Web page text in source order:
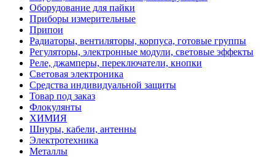
Оборудование для пайки
Приборы измерительные
Припои
Радиаторы, вентиляторы, корпуса, готовые группы
Регуляторы, электронные модули, световые эффекты
Реле, джамперы, переключатели, кнопки
Световая электроника
Средства индивидуальной защиты
Товар под заказ
Флокулянты
ХИМИЯ
Шнуры, кабели, антенны
Электротехника
Металлы